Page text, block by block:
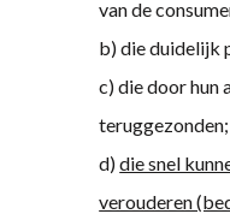
van de
b) die duidelijk
c) die door hun
teruggezonden;
d)die snel
verouderen